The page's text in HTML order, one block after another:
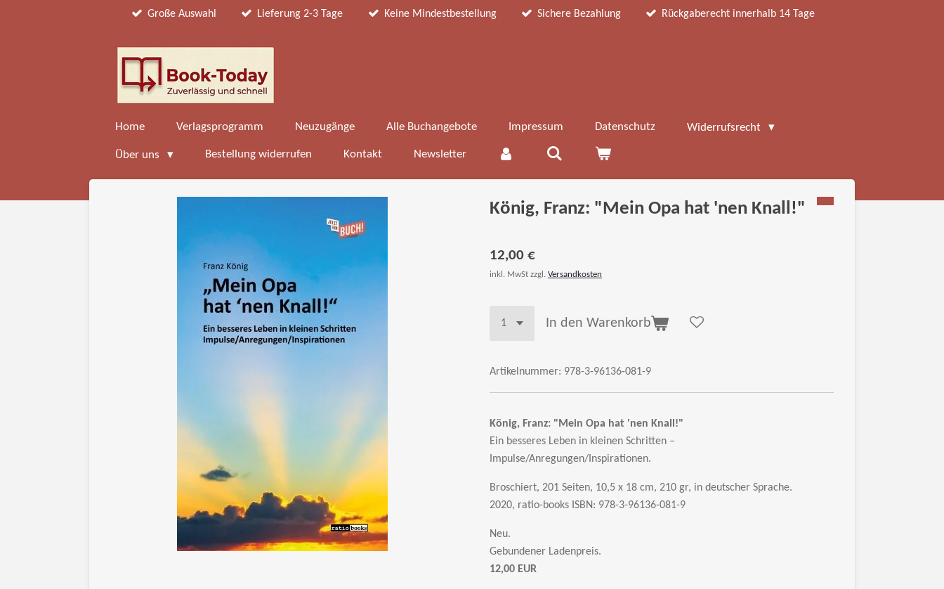
Große Auswahl Lieferung 2-3 Tage Keine Mindestbestellung Sichere Bezahlung Rückgaberecht innerhalb 14 Tage
Home Verlagsprogramm Neuzugänge Alle Buchangebote Impressum Datenschutz Widerrufsrecht
Über uns Bestellung widerrufen Kontakt Newsletter
König, Franz: "Mein Opa hat 'nen Knall!"
12,00 €
inkl. MwSt zzgl. Versandkosten
In den Warenkorb
Artikelnummer: 978-3-96136-081-9
König, Franz: "Mein Opa hat 'nen Knall!"
Ein besseres Leben in kleinen Schritten –
Impulse/Anregungen/Inspirationen.
Broschiert, 201 Seiten, 10,5 x 18 cm, 210 gr, in deutscher Sprache.
2020, ratio-books ISBN: 978-3-96136-081-9
Neu.
Gebundener Ladenpreis.
12,00 EUR